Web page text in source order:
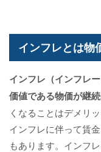
インフレとは物
インフレ（インフレ
価値である物価が継
くなることはデメリ
インフレに伴って賃
もあります。インフ